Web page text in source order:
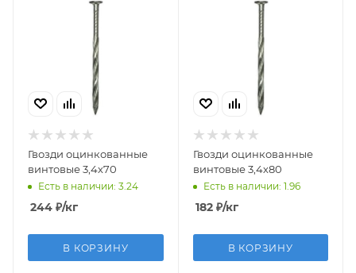
Гвозди оцинкованные
винтовые 3,4х70
Есть в наличии: 3.24
244 ₽/кг
В КОРЗИНУ
Гвозди оцинкованные
винтовые 3,4х80
Есть в наличии: 1.96
182₽/кг
В КОРЗИНУ